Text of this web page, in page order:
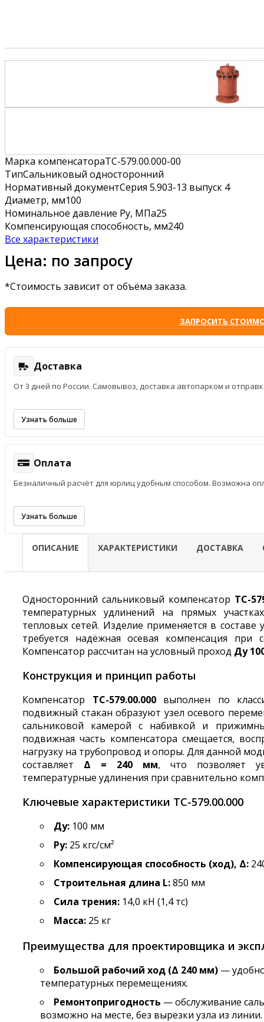
Марка компенсатораТС-579.00.000-00
ТипСальниковый односторонний
Нормативный документСерия 5.903-13 выпуск 4
Диаметр, мм100
Номинальное давление Ру, МПа25
Компенсирующая способность, мм240
Все характеристики
Цена: по запросу
*Стоимость зависит от объёма заказа.
ЗАПРОСИТЬ
Доставка
От 3 дней по России. Самовывоз, доставка автопарком и
Узнать больше
Оплата
Безналичный расчёт для юрлиц удобным способом. Возможна
Узнать больше
ОПИСАНИЕ ХАРАКТЕРИСТИКИ ДОСТАВКА
Односторонний сальниковый компенсатор ТС-
температурных удлинений на прямых
тепловых сетей. Изделие применяется в
требуется надёжная осевая компенсация при
Компенсатор рассчитан на условный проход Ду
Конструкция и принцип работы
Компенсатор ТС-579.00.000выполнен по
подвижный стакан образуют узел осевого
сальниковой камерой с набивкой и
подвижная часть компенсатора смещается,
нагрузку на трубопровод и опоры. Для данной
составляет Δ = 240 мм, что позволяет
температурные удлинения при сравнительно
Ключевые характеристики ТС-579.00.000
Ду: 100 мм
Ру: 25 кгс/см²
Компенсирующая способность (ход), Δ:
Строительная длина L:850 мм
Сила трения: 14,0 кН (1,4 тс)
Масса: 25 кг
Преимущества для проектировщика и
Большой рабочий ход (Δ 240 мм) —
температурных перемещениях.
Ремонтопригодность — обслуживание
возможно на месте, без вырезки узла из линии.